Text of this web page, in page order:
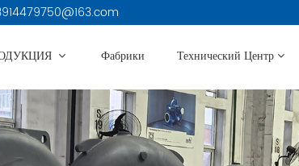
Фабрики Технический Центр